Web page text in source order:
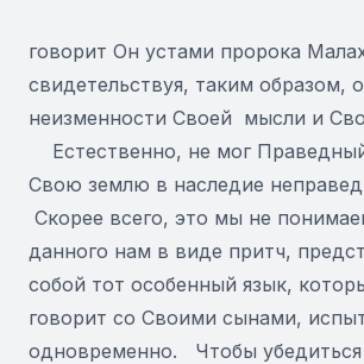
говорит Он устами пророка
свидетельствуя, таким образом,
неизменности Своей мысли и
Естественно, не мог
Свою землю в наследие
Скорее всего, это мы не
данного нам в виде притч,
собой тот особенный язык,
говорит со Своими сынами,
одновременно. Чтобы